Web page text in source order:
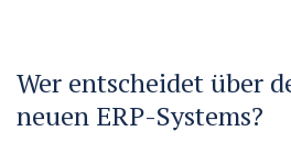
Wer entscheidet über
neuen ERP-Systems?